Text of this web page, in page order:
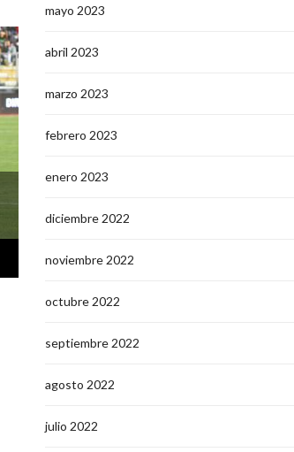
mayo 2023
abril 2023
marzo 2023
febrero 2023
enero 2023
diciembre 2022
noviembre 2022
octubre 2022
septiembre 2022
agosto 2022
julio 2022